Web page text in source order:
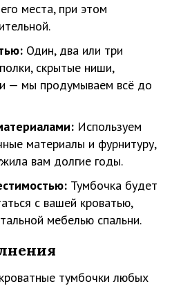
места, при этом
Один, два или три
скрытые ниши,
— мы продумываем всё до
Используем
материалы и фурнитуру,
вам долгие годы.
Тумбочка будет
с вашей кроватью,
мебелью спальни.
тумбочки любых